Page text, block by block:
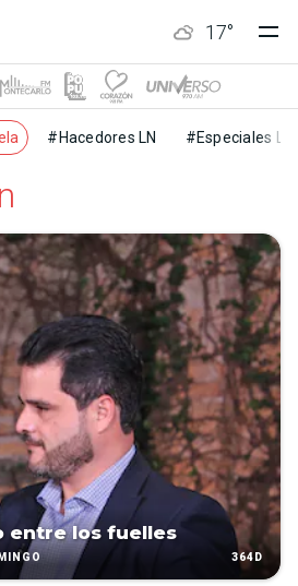
17°
#Hacedores LN #Especiales LN
entre los fuelles
364D